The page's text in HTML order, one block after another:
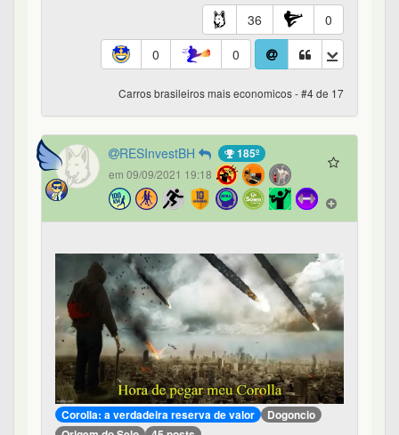
36
0
0
0
Carros brasileiros mais economicos - #4 de 17
RESInvestBH 185º
em 09/09/2021 19:18
Corolla: a verdadeira reserva de valor
Dogoncio